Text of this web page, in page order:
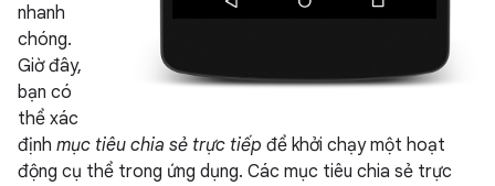
nhanh
chóng.
Giờ đây,
bạn có
thể xác
định mục tiêu chia sẻ trực tiếp để khởi chạy một hoạt
động cụ thể trong ứng dụng. Các mục tiêu chia sẻ trực